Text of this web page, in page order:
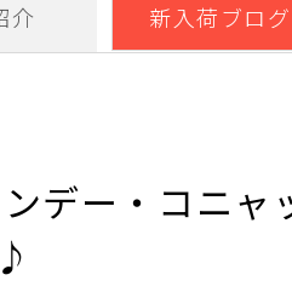
介 新入荷ブログ
デー・コニ